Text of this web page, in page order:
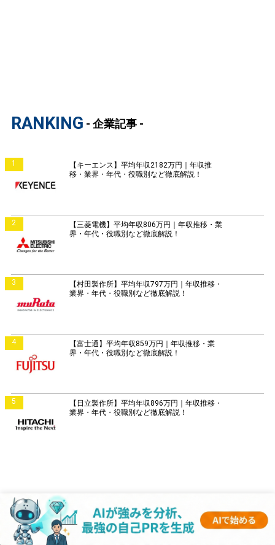
RANKING - 企業記事 -
1
【キーエンス】平均年収2182万円｜年収推
移・業界・年代・役職別など徹底解説！
2
【三菱電機】平均年収806万円｜年収推移・業
界・年代・役職別など徹底解説！
3
【村田製作所】平均年収797万円｜年収推移・
業界・年代・役職別など徹底解説！
4
【富士通】平均年収859万円｜年収推移・業
界・年代・役職別など徹底解説！
5
【日立製作所】平均年収896万円｜年収推移・
業界・年代・役職別など徹底解説！